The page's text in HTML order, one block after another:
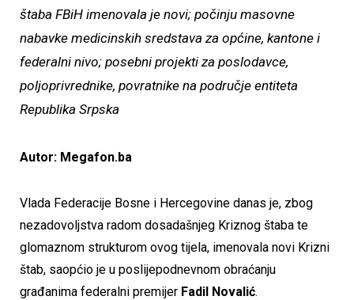
štaba FBiH imenovala je novi; počinju masovne
nabavke medicinskih sredstava za općine, kantone i
federalni nivo; posebni projekti za poslodavce,
poljoprivrednike, povratnike na područje entiteta
Republika Srpska
Autor: Megafon.ba
Vlada Federacije Bosne i Hercegovine danas je, zbog
nezadovoljstva radom dosadašnjeg Kriznog štaba te
glomaznom strukturom ovog tijela, imenovala novi Krizni
štab, saopćio je u poslijepodnevnom obraćanju
građanima federalni premijer Fadil Novalić.